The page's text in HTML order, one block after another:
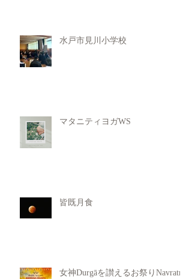
水戸市見川小学校
マタニティヨガWS
皆既月食
女神Durgāを讃えるお祭りNavratri